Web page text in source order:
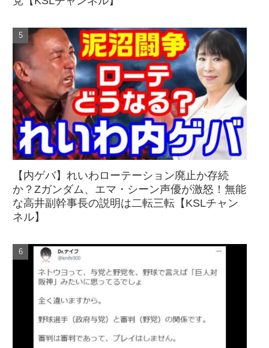
【内ゲバ】れいわローテーション廃止か存続
か？Zガンダム、エマ・シーン声優が激怒！無能
な高井副幹事長の説明は二転三転【KSLチャン
ネル】